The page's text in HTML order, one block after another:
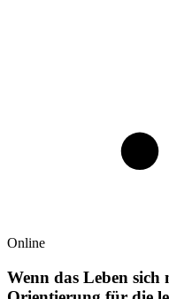
Online
Wenn das Leben sich